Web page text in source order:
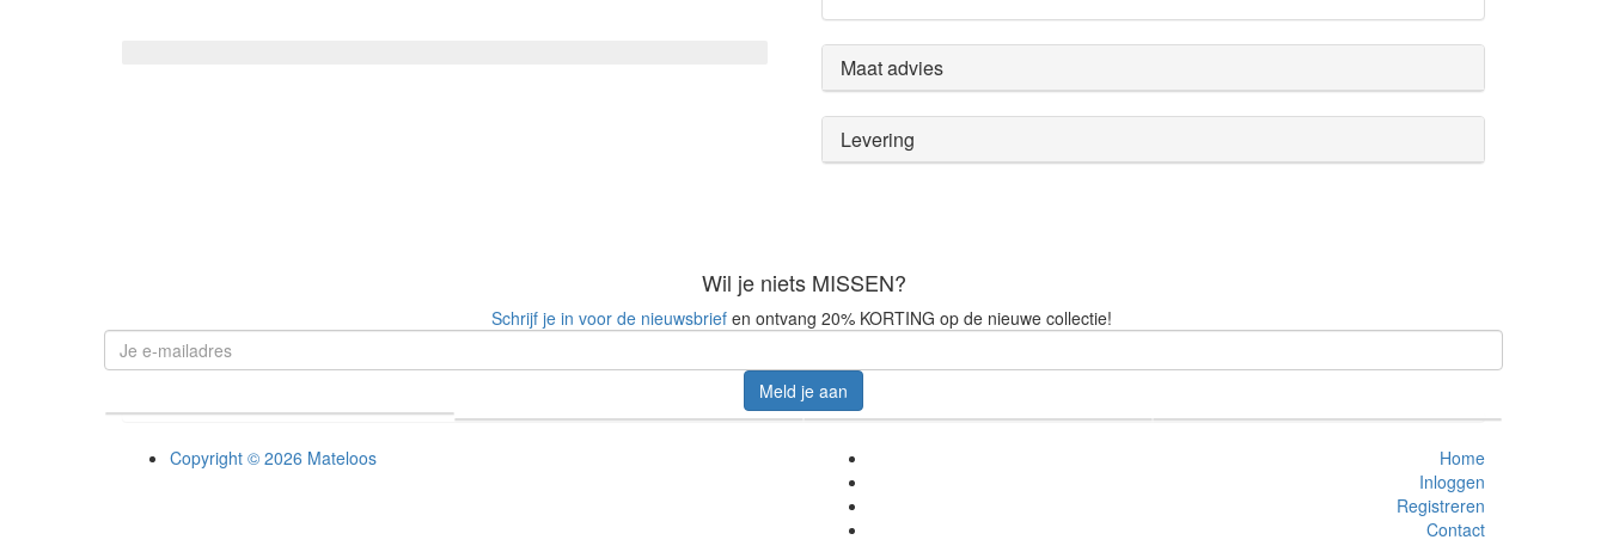
Maat advies
Levering
Wil je niets MISSEN?
Schrijf je in voor de nieuwsbriefen ontvang 20% KORTING op de nieuwe collectie!
Meld je aan
Copyright © 2026 Mateloos
Home
Inloggen
Registreren
Contact